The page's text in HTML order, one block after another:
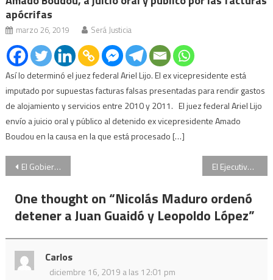
apócrifas
marzo 26, 2019 Será Justicia
Así lo determinó el juez federal Ariel Lijo. El ex vicepresidente está
imputado por supuestas facturas falsas presentadas para rendir gastos
de alojamiento y servicios entre 2010 y 2011. El juez federal Ariel Lijo
envío a juicio oral y público al detenido ex vicepresidente Amado
Boudou en la causa en la que está procesado […]
Navegación
de
entradas
El Gobierno envía al Congreso el proyecto para solicitar la emergencia económica, social y sanitaria El Ejecutivo manda esta semana al Senado el pliego para que el juez Rafecas vaya a Procuración
One thought on “Nicolás Maduro ordenó
detener a Juan Guaidó y Leopoldo López”
Carlos
diciembre 16, 2019 a las 12:01 pm